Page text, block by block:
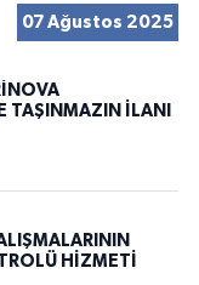
07 Ağustos 2025
TAŞINMAZIN İLANI
HİZMETİ